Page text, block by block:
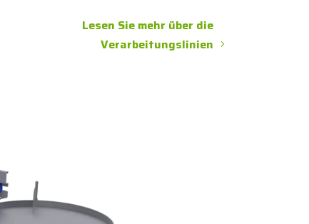
Lesen Sie mehr über die
Verarbeitungslinien